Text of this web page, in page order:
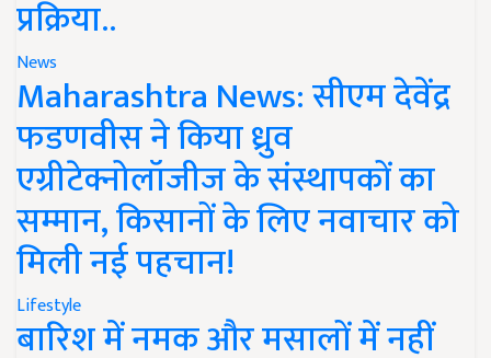
प्रक्रिया..
News
Maharashtra News: सीएम देवेंद्र
फडणवीस ने किया ध्रुव
एग्रीटेक्नोलॉजीज के संस्थापकों का
सम्मान, किसानों के लिए नवाचार को
मिली नई पहचान!
Lifestyle
बारिश में नमक और मसालों में नहीं